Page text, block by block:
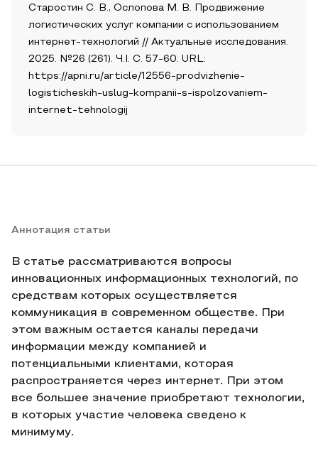
Старостин С. В., Ослопова М. В. Продвижение
логистических услуг компании с использованием
интернет-технологий // Актуальные исследования.
2025. №26 (261). Ч.I. С. 57-60. URL:
https://apni.ru/article/12556-prodvizhenie-
logisticheskih-uslug-kompanii-s-ispolzovaniem-
internet-tehnologij
Аннотация статьи
В статье рассматриваются вопросы
инновационных информационных технологий, по
средствам которых осуществляется
коммуникация в современном обществе. При
этом важным остается каналы передачи
информации между компанией и
потенциальными клиентами, которая
распространяется через интернет. При этом
все большее значение приобретают технологии,
в которых участие человека сведено к
минимуму.